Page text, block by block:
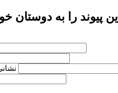
این پیوند را به دوستان